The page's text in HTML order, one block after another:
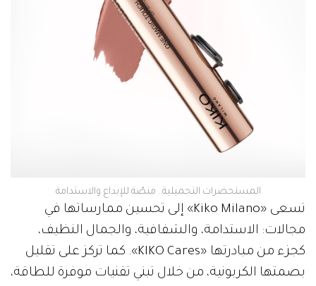
المستحضرات التجميلية.. منصّة للإبداع والاستدامة
تسعى «Kiko Milano» إلى تحسين ممارساتها في
مجالات: الاستدامة، والشفافية، والجمال النظيف،
كجزء من مبادرتها «KIKO Cares». كما تركز على تقليل
بصمتها الكربونية، من خلال تبني تقنيات موفرة للطاقة،